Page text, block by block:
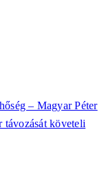
– Magyar Péter
távozását követeli